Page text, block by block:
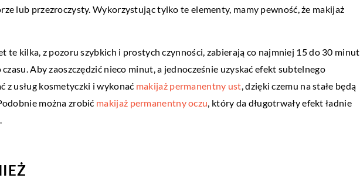
lub przezroczysty. Wykorzystując tylko te elementy, mamy pewność, że makijaż
te kilka, z pozoru szybkich i prostych czynności, zabierają co najmniej 15 do 30 minut
Aby zaoszczędzić nieco minut, a jednocześnie uzyskać efekt subtelnego
z usług kosmetyczki i wykonać makijaż permanentny ust, dzięki czemu na stałe będą
można zrobić makijaż permanentny oczu, który da długotrwały efekt ładnie
przyjęcia, takich […]